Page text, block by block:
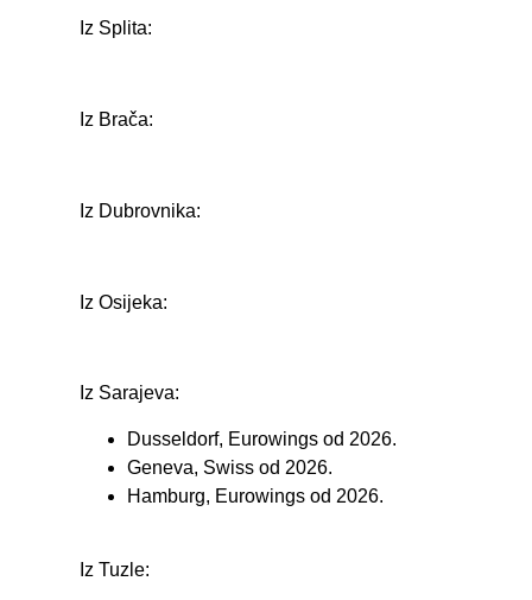
Iz Splita:
Iz Brača:
Iz Dubrovnika:
Iz Osijeka:
Iz Sarajeva:
Dusseldorf, Eurowings od 2026.
Geneva, Swiss od 2026.
Hamburg, Eurowings od 2026.
Iz Tuzle: